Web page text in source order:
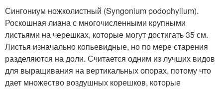
Сингониум ножколистный (Syngonium podophyllum).
Роскошная лиана с многочисленными крупными
листьями на черешках, которые могут достигать 35 см.
Листья изначально копьевидные, но по мере старения
разделяются на доли. Считается одним из лучших видов
для выращивания на вертикальных опорах, потому что
дает множество воздушных корешков, которые